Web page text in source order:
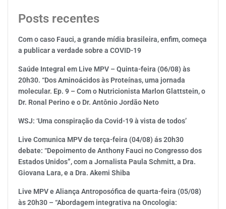
Posts recentes
Com o caso Fauci, a grande mídia brasileira, enfim, começa
a publicar a verdade sobre a COVID-19
Saúde Integral em Live MPV – Quinta-feira (06/08) às
20h30. “Dos Aminoácidos às Proteínas, uma jornada
molecular. Ep. 9 – Com o Nutricionista Marlon Glattstein, o
Dr. Ronal Perino e o Dr. Antônio Jordão Neto
WSJ: ‘Uma conspiração da Covid-19 à vista de todos’
Live Comunica MPV de terça-feira (04/08) ás 20h30
debate: “Depoimento de Anthony Fauci no Congresso dos
Estados Unidos”, com a Jornalista Paula Schmitt, a Dra.
Giovana Lara, e a Dra. Akemi Shiba
Live MPV e Aliança Antroposófica de quarta-feira (05/08)
às 20h30 – “Abordagem integrativa na Oncologia: